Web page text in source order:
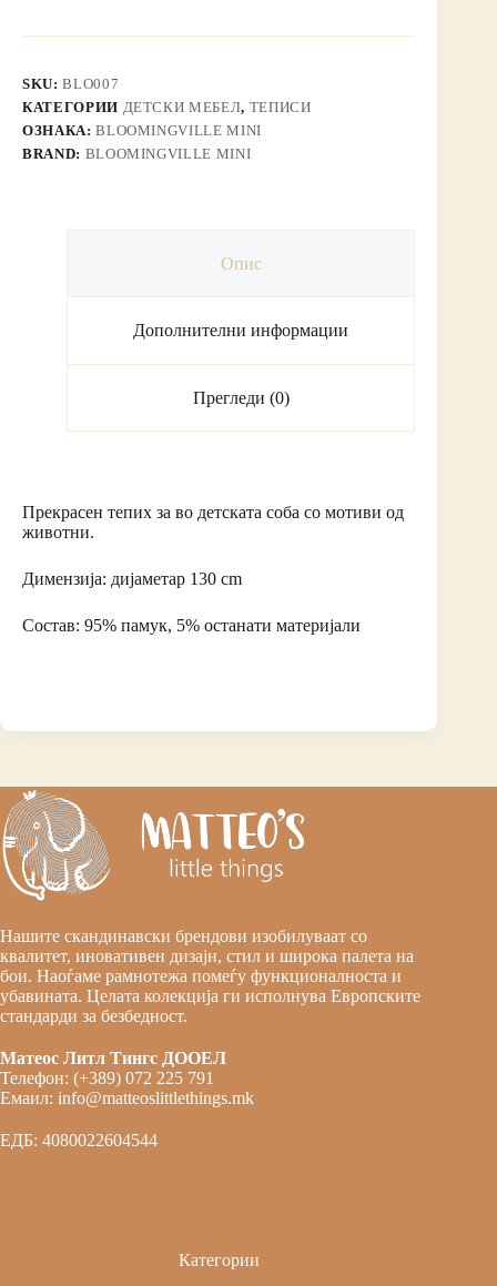
SKU:BLO007
КАТЕГОРИИ ДЕТСКИ МЕБЕЛ, ТЕПИСИ
ОЗНАКА:BLOOMINGVILLE MINI
BRAND: BLOOMINGVILLE MINI
Опис
Дополнителни информации
Прегледи (0)
Прекрасен тепих за во детската соба со мотиви од
животни.
Димензија: дијаметар 130 cm
Состав: 95% памук, 5% останати материјали
Нашите скандинавски брендови изобилуваат со
квалитет, иновативен дизајн, стил и широка палета на
бои. Наоѓаме рамнотежа помеѓу функционалноста и
убавината. Целата колекција ги исполнува Европските
стандарди за безбедност.
Матеос Литл Тингс ДООЕЛ
Телефон: (+389) 072 225 791
Емаил: info@matteoslittlethings.mk
ЕДБ: 4080022604544
Категории